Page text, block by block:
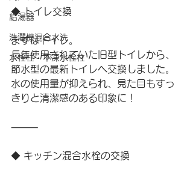
給湯器
洗濯機混合水洗
水栓柱・不凍水栓柱
◆ トイレ交換
まずはトイレ。
長年使用されていた旧型トイレから、
節水型の最新トイレへ交換しました。
水の使用量が抑えられ、見た目もすっ
きりと清潔感のある印象に！
⸻
◆ キッチン混合水栓の交換